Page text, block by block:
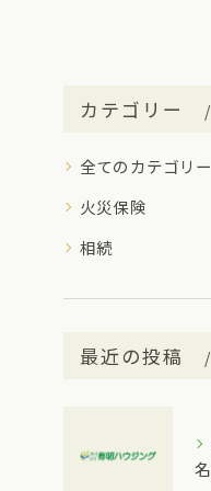
カテゴリー
全てのカテゴリー
火災保険
相続
最近の投稿